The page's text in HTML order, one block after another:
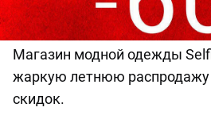
Магазин модной одежды
жаркую летнюю распродажу
скидок.